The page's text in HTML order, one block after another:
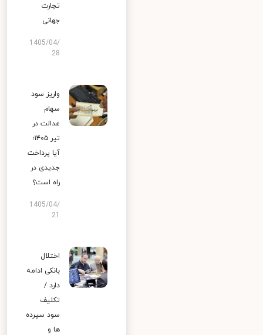
تجارت
جهانی
1405/04/
28
واریز سود
سهام
عدالت در
تیر ۱۴۰۵؛
آیا پرداخت
جدیدی در
راه است؟
1405/04/
اختلال
بانکی ادامه
دارد /
تکلیف
سود سپرده
ها و